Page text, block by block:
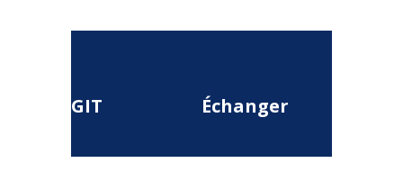
GIT Échanger